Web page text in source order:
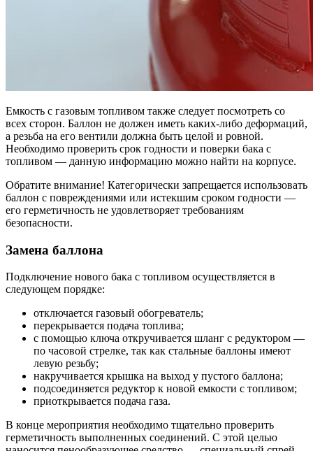
Емкость с газовым топливом также следует посмотреть со
всех сторон. Баллон не должен иметь каких-либо деформаций,
а резьба на его вентили должна быть целой и ровной.
Необходимо проверить срок годности и поверки бака с
топливом — данную информацию можно найти на корпусе.
Обратите внимание! Категорически запрещается использовать
баллон с повреждениями или истекшим сроком годности —
его герметичность не удовлетворяет требованиям
безопасности.
Замена баллона
Подключение нового бака с топливом осуществляется в
следующем порядке:
отключается газовый обогреватель;
перекрывается подача топлива;
с помощью ключа откручивается шланг с редуктором —
по часовой стрелке, так как стальные баллоны имеют
левую резьбу;
накручивается крышка на выход у пустого баллона;
подсоединяется редуктор к новой емкости с топливом;
приоткрывается подача газа.
В конце мероприятия необходимо тщательно проверить
герметичность выполненных соединений. С этой целью